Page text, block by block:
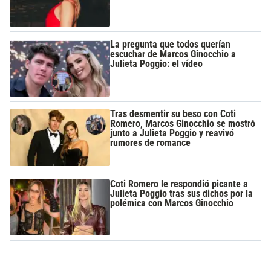
La pregunta que todos querían
escuchar de Marcos Ginocchio a
Julieta Poggio: el vídeo
Tras desmentir su beso con Coti
Romero, Marcos Ginocchio se mostró
junto a Julieta Poggio y reavivó
rumores de romance
Coti Romero le respondió picante a
Julieta Poggio tras sus dichos por la
polémica con Marcos Ginocchio